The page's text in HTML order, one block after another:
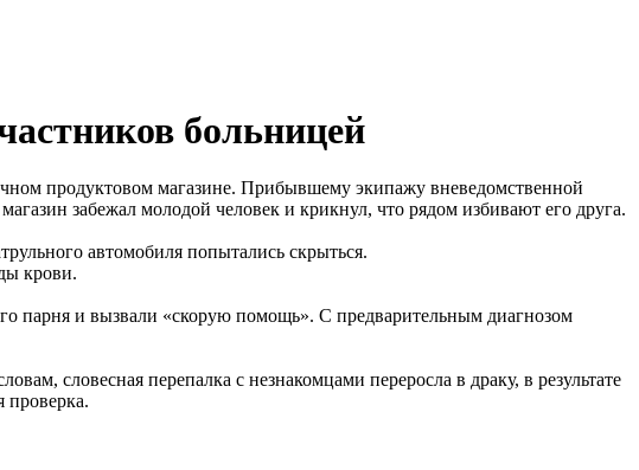
больницей
продуктовом магазине. Прибывшему экипажу вневедомственной
забежал молодой человек и крикнул, что рядом избивают его друга.
автомобиля попытались скрыться.
крови.
парня и вызвали «скорую помощь». С предварительным диагнозом
словесная перепалка с незнакомцами переросла в драку, в результате
проверка.